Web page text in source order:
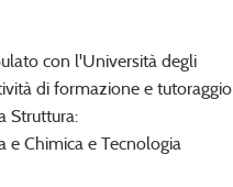
con l'Università degli
di formazione e tutoraggio
Struttura:
e Chimica e Tecnologia